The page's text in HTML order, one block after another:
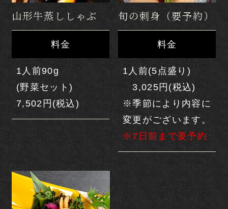
山形牛蒸ししゃぶ
料金
1人前90g
(野菜セット)
7,502円(税込)
旬の刺身（要予約）
料金
1人前(5点盛り)
3,025円(税込)
※季節により内容に
変更がございます。
※7日前まで要予約
お料理
山形をいただく
お食事会場
オプション
交通案内